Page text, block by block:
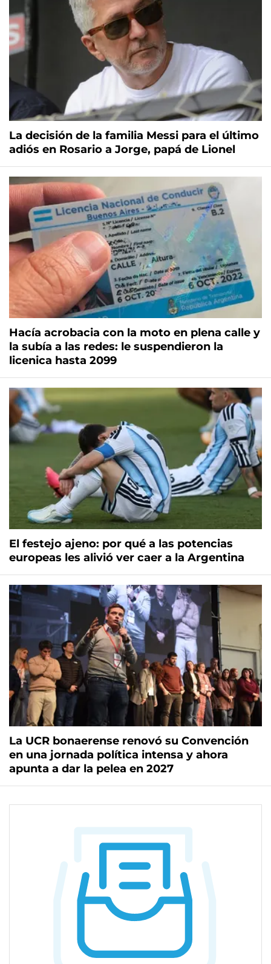
La decisión de la familia Messi para el último
adiós en Rosario a Jorge, papá de Lionel
Hacía acrobacia con la moto en plena calle y
la subía a las redes: le suspendieron la
licenica hasta 2099
El festejo ajeno: por qué a las potencias
europeas les alivió ver caer a la Argentina
La UCR bonaerense renovó su Convención
en una jornada política intensa y ahora
apunta a dar la pelea en 2027